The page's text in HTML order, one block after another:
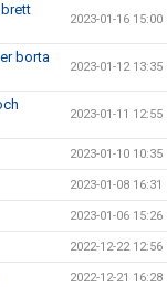
2023-01-16 15:00
borta
2023-01-12 13:35
2023-01-11 12:55
2023-01-10 10:35
2023-01-08 16:31
2023-01-06 15:26
2022-12-22 12:56
2022-12-21 16:28